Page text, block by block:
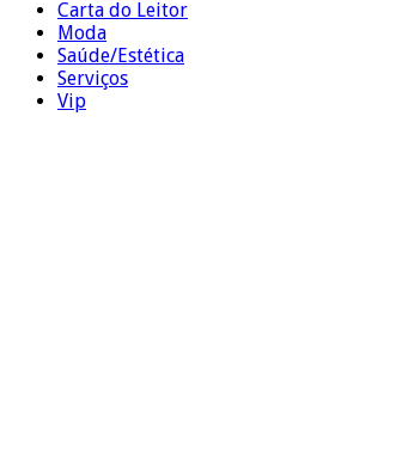
Carta do Leitor
Moda
Saúde/Estética
Serviços
Vip